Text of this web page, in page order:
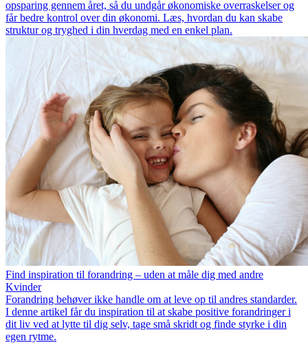
opsparing gennem året, så du undgår økonomiske overraskelser og
får bedre kontrol over din økonomi. Læs, hvordan du kan skabe
struktur og tryghed i din hverdag med en enkel plan.
Find inspiration til forandring – uden at måle dig med andre
Kvinder
Forandring behøver ikke handle om at leve op til andres standarder.
I denne artikel får du inspiration til at skabe positive forandringer i
dit liv ved at lytte til dig selv, tage små skridt og finde styrke i din
egen rytme.